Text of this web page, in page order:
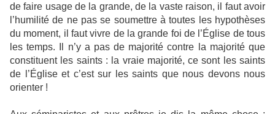
de faire usage de la grande, de la vaste raison, il faut avoir
l’humilité de ne pas se soumettre à toutes les hypothèses
du moment, il faut vivre de la grande foi de l’Église de tous
les temps. Il n’y a pas de majorité contre la majorité que
constituent les saints : la vraie majorité, ce sont les saints
de l’Église et c’est sur les saints que nous devons nous
orienter !